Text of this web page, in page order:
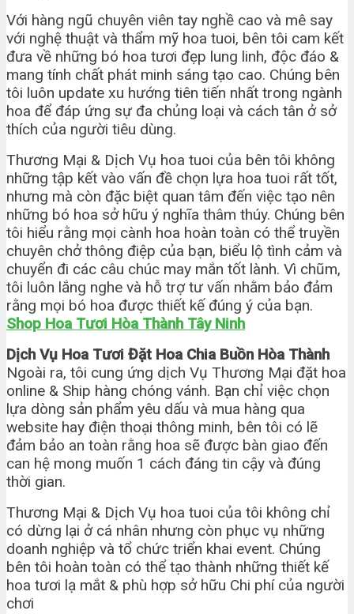
Với hàng ngũ chuyên viên tay nghề cao và mê say
với nghệ thuật và thẩm mỹ hoa tuoi, bên tôi cam kết
đưa về những bó hoa tươi đẹp lung linh, độc đáo &
mang tính chất phát minh sáng tạo cao. Chúng bên
tôi luôn update xu hướng tiên tiến nhất trong ngành
hoa để đáp ứng sự đa chủng loại và cách tân ở sở
thích của người tiêu dùng.
Thương Mại & Dịch Vụ hoa tuoi của bên tôi không
những tập kết vào vấn đề chọn lựa hoa tuoi rất tốt,
nhưng mà còn đặc biệt quan tâm đến việc tạo nên
những bó hoa sở hữu ý nghĩa thâm thúy. Chúng bên
tôi hiểu rằng mọi cành hoa hoàn toàn có thể truyền
chuyên chở thông điệp của bạn, biểu lộ tình cảm và
chuyển đi các câu chúc may mắn tốt lành. Vì chũm,
tôi luôn lắng nghe và hỗ trợ tư vấn nhằm bảo đảm
rằng mọi bó hoa được thiết kế đúng ý của bạn.
Shop Hoa Tươi Hòa Thành Tây Ninh
Dịch Vụ Hoa Tươi Đặt Hoa Chia Buồn Hòa Thành
Ngoài ra, tôi cung ứng dịch Vụ Thương Mại đặt hoa
online & Ship hàng chóng vánh. Bạn chỉ việc chọn
lựa dòng sản phẩm yêu dấu và mua hàng qua
website hay điện thoại thông minh, bên tôi có lẽ
đảm bảo an toàn rằng hoa sẽ được bàn giao đến
can hệ mong muốn 1 cách đáng tin cậy và đúng
thời gian.
Thương Mại & Dịch Vụ hoa tuoi của tôi không chỉ
có dừng lại ở cá nhân nhưng còn phục vụ những
doanh nghiệp và tổ chức triển khai event. Chúng
bên tôi hoàn toàn có thể tạo thành những thiết kế
hoa tươi lạ mắt & phù hợp sở hữu Chi phí của người
chơi